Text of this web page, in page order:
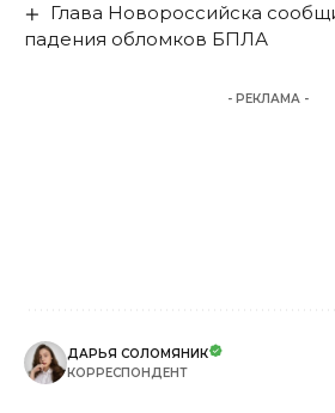
Глава Новороссийска
падения обломков БПЛА
- РЕКЛАМА -
ДАРЬЯ СОЛОМЯНИК
КОРРЕСПОНДЕНТ